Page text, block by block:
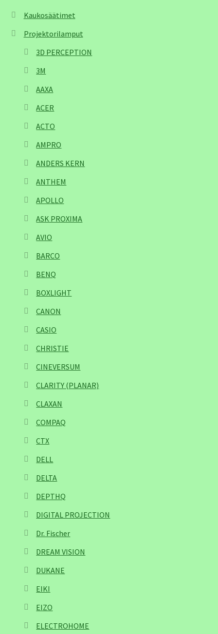
Kaukosäätimet
Projektorilamput
3D PERCEPTION
3M
AAXA
ACER
ACTO
AMPRO
ANDERS KERN
ANTHEM
APOLLO
ASK PROXIMA
AVIO
BARCO
BENQ
BOXLIGHT
CANON
CASIO
CHRISTIE
CINEVERSUM
CLARITY (PLANAR)
CLAXAN
COMPAQ
CTX
DELL
DELTA
DEPTHQ
DIGITAL PROJECTION
Dr. Fischer
DREAM VISION
DUKANE
EIKI
EIZO
ELECTROHOME